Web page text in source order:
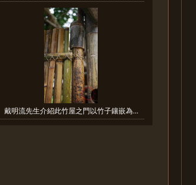
戴明流先生介紹此竹屋之門以竹子鑲嵌為...